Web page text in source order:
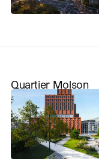
Quartier Molson